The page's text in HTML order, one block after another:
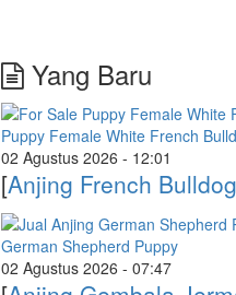
Yang Baru
Puppy Female White French
02 Agustus 2026 - 12:01
[Anjing French Bulldog
German Shepherd Puppy
02 Agustus 2026 - 07:47